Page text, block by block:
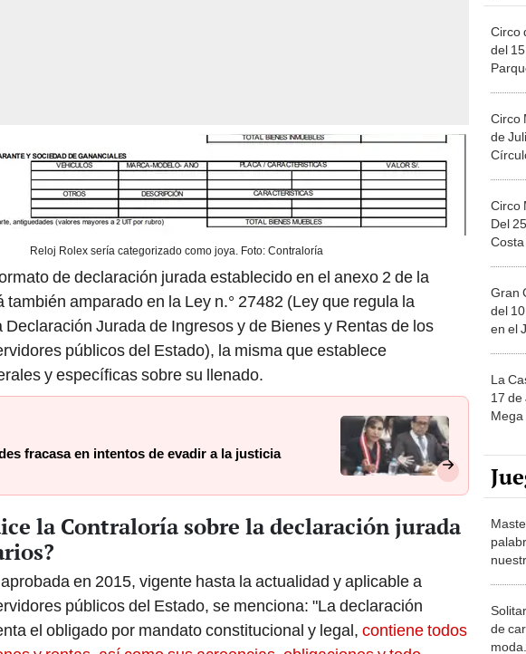
Reloj Rolex sería categorizado como joya. Foto: Contraloría
de declaración jurada establecido en el anexo 2 de la
también amparado en la Ley n.° 27482 (Ley que regula la
Declaración Jurada de Ingresos y de Bienes y Rentas de los
públicos del Estado), la misma que establece
y específicas sobre su llenado.
fracasa en intentos de evadir a la justicia
la Contraloría sobre la declaración jurada
en 2015, vigente hasta la actualidad y aplicable a
públicos del Estado, se menciona: "La declaración
el obligado por mandato constitucional y legal, contiene todos
Circo
del
Circo
de
Circo
Del
Costa
Gran
del
en el
La
17 de
Mega
de